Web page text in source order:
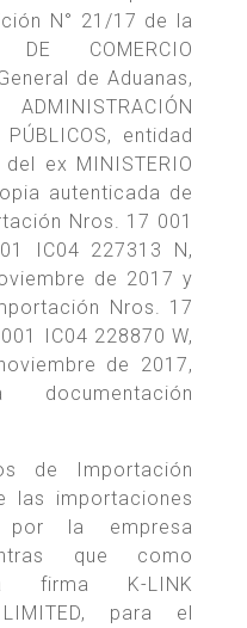
N° 21/17 de la
DE COMERCIO
de Aduanas,
PÚBLICOS, entidad
ex MINISTERIO
autenticada de
Nros. 17 001
IC04 227313 N,
de 2017 y
Nros. 17
IC04 228870 W,
de 2017,
de Importación
las importaciones
por la empresa
que como
firma K-LINK
LIMITED, para el